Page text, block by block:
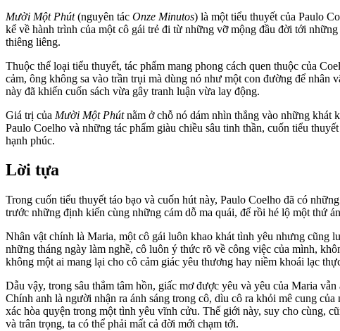
Mười Một Phút(nguyên tác Onze Minutos) là một tiểu thuyết của Paulo
kể về hành trình của một cô gái trẻ đi từ những vỡ mộng đầu đời tới
thiêng liêng.
Thuộc thể loại tiểu thuyết, tác phẩm mang phong cách quen thuộc của
cảm, ông không sa vào trần trụi mà dùng nó như một con đường để
này đã khiến cuốn sách vừa gây tranh luận vừa lay động.
Giá trị của Mười Một Phútnằm ở chỗ nó dám nhìn thẳng vào những khát
Paulo Coelho và những tác phẩm giàu chiều sâu tinh thần, cuốn tiểu
hạnh phúc.
Lời tựa
Trong cuốn tiểu thuyết táo bạo và cuốn hút này, Paulo Coelho đã có
trước những định kiến cùng những cám dỗ ma quái, để rồi hé lộ một thứ
Nhân vật chính là Maria, một cô gái luôn khao khát tình yêu nhưng cũng
những tháng ngày làm nghề, cô luôn ý thức rõ về công việc của mình,
không một ai mang lại cho cô cảm giác yêu thương hay niềm khoái lạc
Dẫu vậy, trong sâu thẳm tâm hồn, giấc mơ được yêu và yêu của Maria
Chính anh là người nhận ra ánh sáng trong cô, dìu cô ra khỏi mê cung
xác hòa quyện trong một tình yêu vĩnh cửu. Thế giới này, suy cho cùng,
và trân trọng, ta có thể phải mất cả đời mới chạm tới.